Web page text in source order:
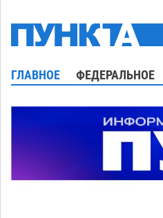
ГЛАВНОЕ ФЕДЕРАЛЬНОЕ